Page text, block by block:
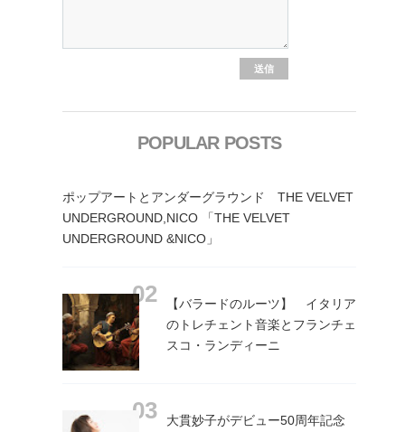
POPULAR POSTS
ポップアートとアンダーグラウンド THE VELVET
UNDERGROUND,NICO 「THE VELVET
UNDERGROUND &NICO」
【バラードのルーツ】 イタリア
のトレチェント音楽とフランチェ
スコ・ランディーニ
大貫妙子がデビュー50周年記念